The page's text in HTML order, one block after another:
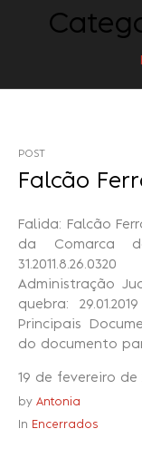
POST
Falcão
Falida: Falcão
da Comarca de
Administração
quebra:
Principais
do documento
19 de fevereiro de
by Antonia
In Encerrados